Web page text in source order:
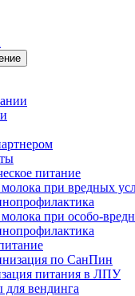
питание
при вредных
при особо-
по СанПин
питания в ЛПУ
вендинга